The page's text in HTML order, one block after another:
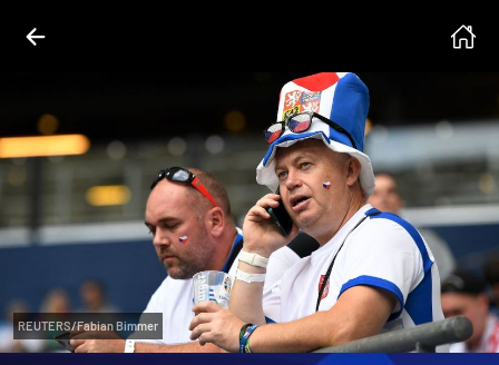
REUTERS/Fabian Bimmer